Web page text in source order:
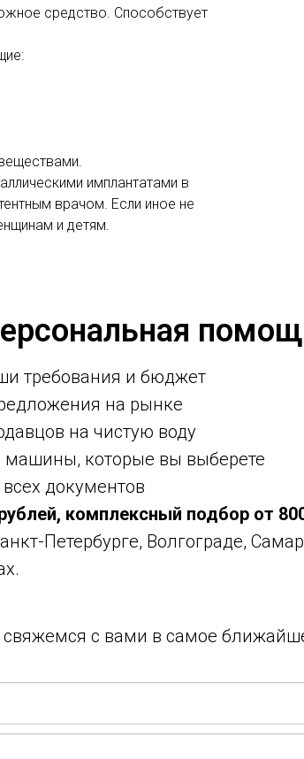
средство. Способствует
имплантатами в
врачом. Если иное не
и детям.
требования и бюджет
на рынке
на чистую воду
машины, которые вы выберете
документов
комплексный подбор от
Петербурге, Волгограде,
с вами в самое